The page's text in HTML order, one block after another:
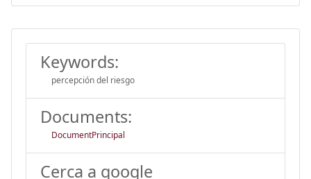
Keywords:
percepción del riesgo
Documents:
DocumentPrincipal
Cerca a google